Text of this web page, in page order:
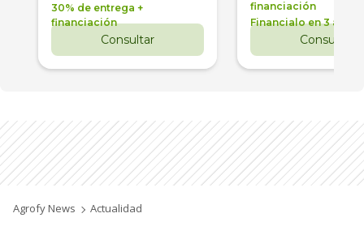
30% de entrega +
financiación
Consultar
financiación
Financialo en 3 años
Consultar
Agrofy News Actualidad